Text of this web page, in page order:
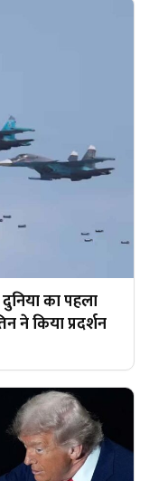
का पहला
ने किया प्रदर्शन